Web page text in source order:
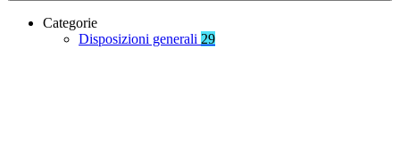
Categorie
Disposizioni generali 29